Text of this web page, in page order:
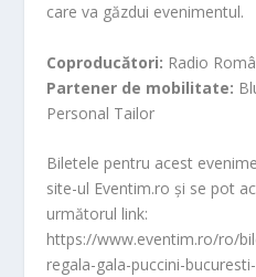
care va găzdui evenimentul.
Coproducători: Radio
Partener de mobilitate:
Personal Tailor
Biletele pentru acest
site-ul Eventim.ro și se pot
următorul link:
https://www.eventim.ro/ro/
regala-gala-puccini-